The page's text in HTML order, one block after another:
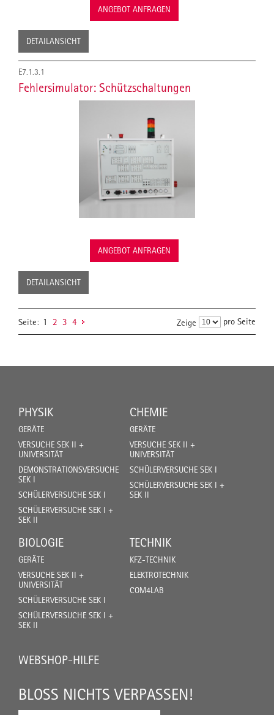
ANGEBOT ANFRAGEN
DETAILANSICHT
E7.1.3.1
Fehlersimulator: Schützschaltungen
ANGEBOT ANFRAGEN
DETAILANSICHT
Seite: 1 2 3 4 Zeige pro Seite
PHYSIK
GERÄTE
VERSUCHE SEK II +
UNIVERSITÄT
DEMONSTRATIONSVERSUCHE
SEK I
SCHÜLERVERSUCHE SEK I
SCHÜLERVERSUCHE SEK I +
SEK II
CHEMIE
GERÄTE
VERSUCHE SEK II +
UNIVERSITÄT
SCHÜLERVERSUCHE SEK I
SCHÜLERVERSUCHE SEK I +
SEK II
BIOLOGIE
GERÄTE
VERSUCHE SEK II +
UNIVERSITÄT
SCHÜLERVERSUCHE SEK I
SCHÜLERVERSUCHE SEK I +
SEK II
TECHNIK
KFZ-TECHNIK
ELEKTROTECHNIK
COM4LAB
WEBSHOP-HILFE
BLOSS NICHTS VERPASSEN!